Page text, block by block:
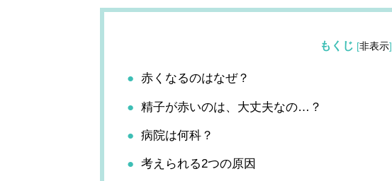
もくじ [非表示]
赤くなるのはなぜ？
精子が赤いのは、大丈夫なの…？
病院は何科？
考えられる2つの原因